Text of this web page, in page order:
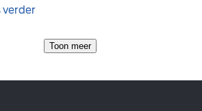
verder
Toon meer